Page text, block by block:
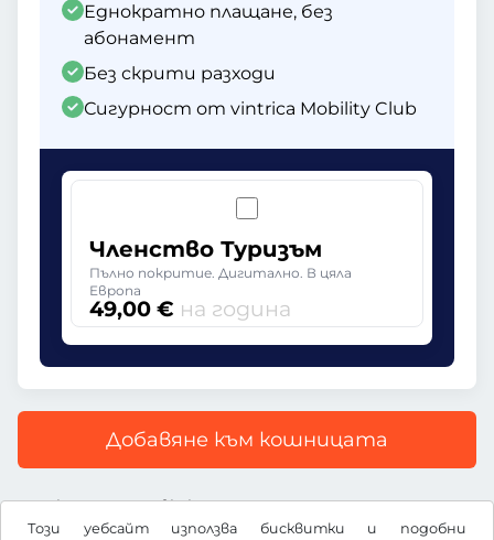
Този уебсайт използва бисквитки и подобни
Еднократно плащане, без
абонамент
Без скрити разходи
Сигурност от vintrica Mobility Club
Членство Туризъм
Пълно покритие. Дигитално. В цяла
Европа
49,00 € на година
Добавяне към кошницата
Всички цени са с включен ДДС